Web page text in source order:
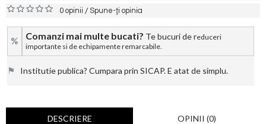
0 opinii /Spune-ţi opinia
% Comanzi mai multe bucati? Te bucuri de reduceri
importante si de echipamente remarcabile.
⚑ Institutie publica? Cumpara prin SICAP. E atat de simplu.
DESCRIERE OPINII (0)